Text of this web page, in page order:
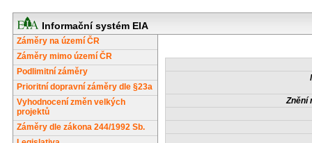
Informační systém EIA
Záměry na území ČR
Záměry mimo území ČR
Podlimitní záměry
Prioritní dopravní záměry dle §23a
Vyhodnocení změn velkých
projektů
Záměry dle zákona 244/1992 Sb.
Znění